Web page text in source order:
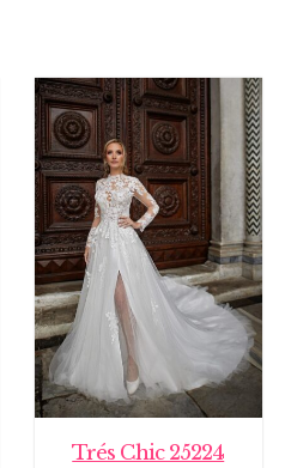
Trés Chic 25224